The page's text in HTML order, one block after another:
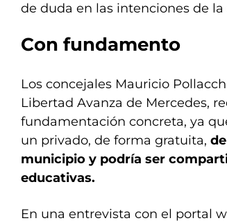
de duda en las intenciones de
Con fundamento
Los concejales Mauricio
Libertad Avanza de Mercedes,
fundamentación concreta, ya
un privado, de forma gratuita,
municipio y podría ser
educativas.
En una entrevista con el portal